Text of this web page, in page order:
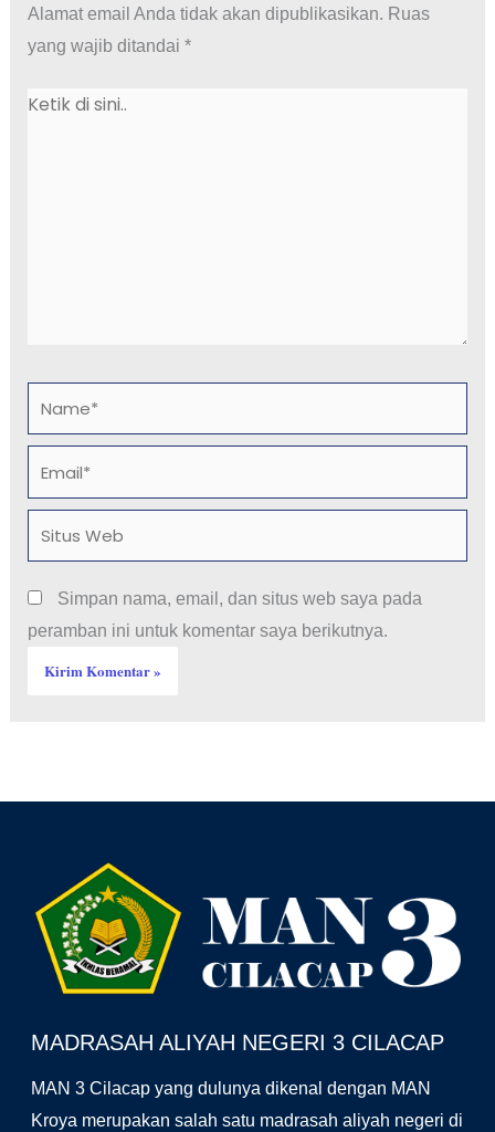
Alamat email Anda tidak akan dipublikasikan. Ruas
yang wajib ditandai *
Ketik
Web
Simpan nama, email, dan situs web saya pada
peramban ini untuk komentar saya berikutnya.
MADRASAH ALIYAH NEGERI 3 CILACAP
MAN 3 Cilacap yang dulunya dikenal dengan MAN
Kroya merupakan salah satu madrasah aliyah negeri di